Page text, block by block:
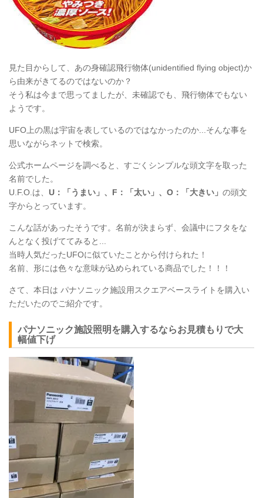
見た目からして、あの身確認飛行物体(unidentified flying object)か
ら由来がきてるのではないのか？
そう私は今まで思ってましたが、未確認でも、飛行物体でもない
ようです。
UFO上の黒は宇宙を表しているのではなかったのか...そんな事を
思いながらネットで検索。
公式ホームページを調べると、すごくシンプルな頭文字を取った
名前でした。
U.F.O.は、 U：「うまい」、F：「太い」、O：「大きい」 の頭文
字からとっています。
こんな話があったそうです。名前が決まらず、会議中にフタをな
んとなく投げててみると...
当時人気だったUFOに似ていたことから付けられた！
名前、形には色々な意味が込められている商品でした！！！
さて、本日は パナソニック施設用スクエアベースライトを購入い
ただいたのでご紹介です。
パナソニック施設照明を購入するならお見積もりで大
幅値下げ